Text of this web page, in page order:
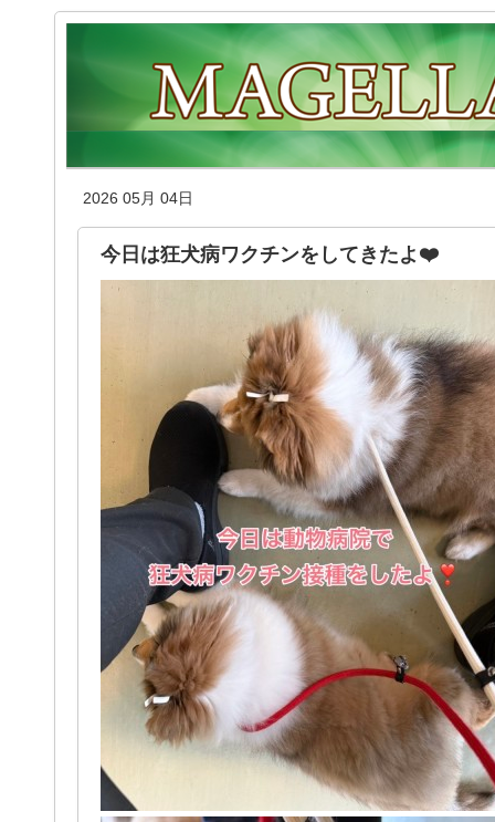
2026 05月 04日
今日は狂犬病ワクチンをしてきたよ❤️